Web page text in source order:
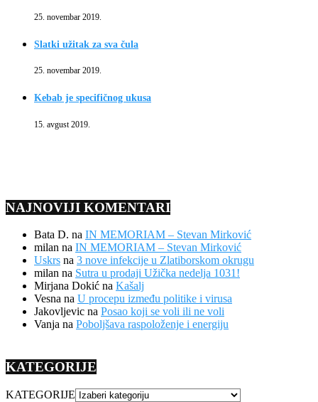
25. novembar 2019.
Slatki užitak za sva čula
25. novembar 2019.
Kebab je specifičnog ukusa
15. avgust 2019.
NAJNOVIJI KOMENTARI
Bata D. na IN MEMORIAM – Stevan Mirković
milan na IN MEMORIAM – Stevan Mirković
Uskrs na 3 nove infekcije u Zlatiborskom okrugu
milan na Sutra u prodaji Užička nedelja 1031!
Mirjana Dokić na Kašalj
Vesna na U procepu između politike i virusa
Jakovljevic na Posao koji se voli ili ne voli
Vanja na Poboljšava raspoloženje i energiju
KATEGORIJE
KATEGORIJE